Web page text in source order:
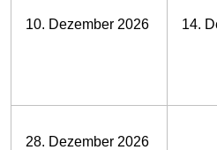
10. Dezember 2026 14.
28. Dezember 2026